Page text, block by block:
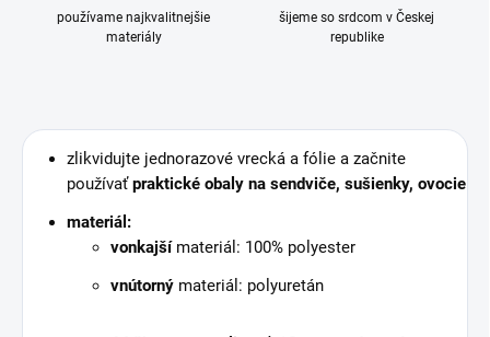
používame najkvalitnejšie
materiály
šijeme so srdcom v Českej
republike
zlikvidujte jednorazové vrecká a fólie a začnite
používaťpraktické obaly na sendviče, sušienky, ovocie
materiál:
vonkajší materiál: 100% polyester
vnútorný materiál: polyuretán